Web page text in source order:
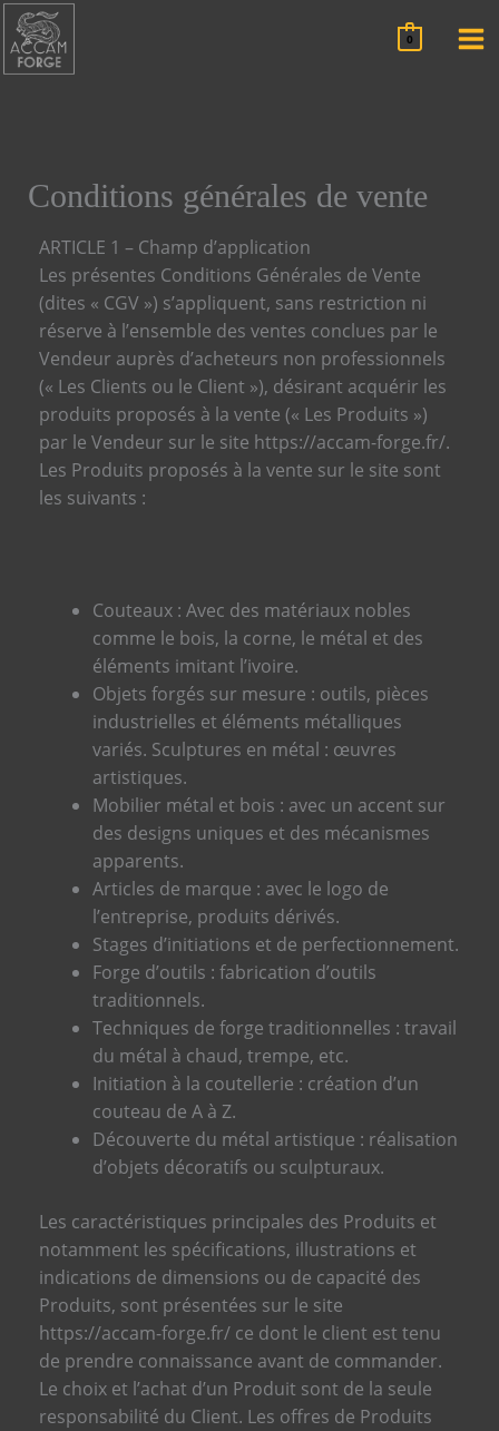
Aller
au
contenu
0
Conditions générales de vente
ARTICLE 1 – Champ d’application
Les présentes Conditions Générales de Vente
(dites « CGV ») s’appliquent, sans restriction ni
réserve à l’ensemble des ventes conclues par le
Vendeur auprès d’acheteurs non professionnels
(« Les Clients ou le Client »), désirant acquérir les
produits proposés à la vente (« Les Produits »)
par le Vendeur sur le site https://accam-forge.fr/.
Les Produits proposés à la vente sur le site sont
les suivants :
Couteaux : Avec des matériaux nobles
comme le bois, la corne, le métal et des
éléments imitant l’ivoire.
Objets forgés sur mesure : outils, pièces
industrielles et éléments métalliques
variés. Sculptures en métal : œuvres
artistiques.
Mobilier métal et bois : avec un accent sur
des designs uniques et des mécanismes
apparents.
Articles de marque : avec le logo de
l’entreprise, produits dérivés.
Stages d’initiations et de perfectionnement.
Forge d’outils : fabrication d’outils
traditionnels.
Techniques de forge traditionnelles : travail
du métal à chaud, trempe, etc.
Initiation à la coutellerie : création d’un
couteau de A à Z.
Découverte du métal artistique : réalisation
d’objets décoratifs ou sculpturaux.
Les caractéristiques principales des Produits et
notamment les spécifications, illustrations et
indications de dimensions ou de capacité des
Produits, sont présentées sur le site
https://accam-forge.fr/ ce dont le client est tenu
de prendre connaissance avant de commander.
Le choix et l’achat d’un Produit sont de la seule
responsabilité du Client. Les offres de Produits